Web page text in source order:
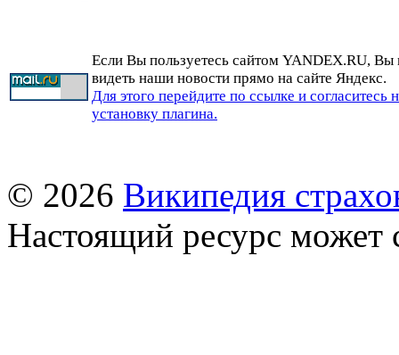
Если Вы пользуетесь сайтом YANDEX.RU, Вы
видеть наши новости прямо на сайте Яндекс.
Для этого перейдите по ссылке и согласитесь
установку плагина.
© 2026 Википедия
Настоящий ресурс может